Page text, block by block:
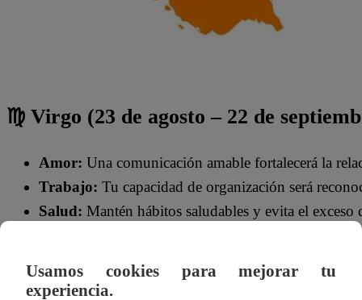
♍ Virgo (23 de agosto – 22 de
Amor: Una comunicación amable fortalecerá la
Trabajo: Tu capacidad de organización será
Salud: Mantén hábitos saludables y evita el exceso
Usamos cookies para mejorar tu
experiencia.